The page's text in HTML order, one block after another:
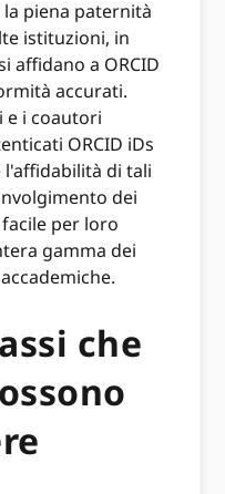
piena paternità
istituzioni, in
affidano a ORCID
accurati.
i coautori
ORCID iDs
l'affidabilità di tali
dei
per loro
gamma dei
che